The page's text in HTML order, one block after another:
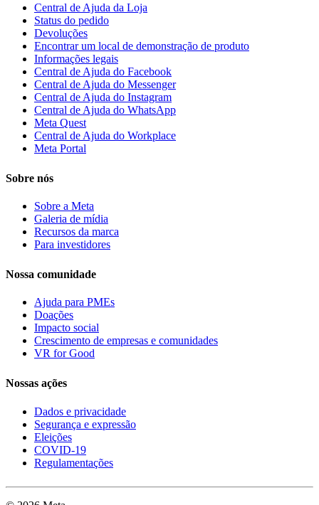
Central de Ajuda da Loja
Status do pedido
Devoluções
Encontrar um local de demonstração de produto
Informações legais
Central de Ajuda do Facebook
Central de Ajuda do Messenger
Central de Ajuda do Instagram
Central de Ajuda do WhatsApp
Meta Quest
Central de Ajuda do Workplace
Meta Portal
Sobre nós
Sobre a Meta
Galeria de mídia
Recursos da marca
Para investidores
Nossa comunidade
Ajuda para PMEs
Doações
Impacto social
Crescimento de empresas e comunidades
VR for Good
Nossas ações
Dados e privacidade
Segurança e expressão
Eleições
COVID-19
Regulamentações